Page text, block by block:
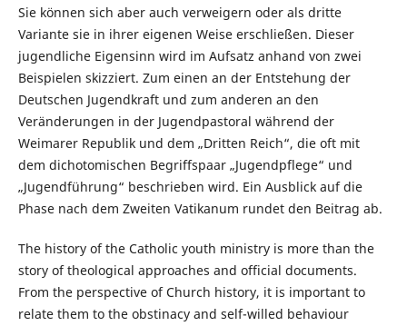
Sie können sich aber auch verweigern oder als dritte
Variante sie in ihrer eigenen Weise erschließen. Dieser
jugendliche Eigensinn wird im Aufsatz anhand von zwei
Beispielen skizziert. Zum einen an der Entstehung der
Deutschen Jugendkraft und zum anderen an den
Veränderungen in der Jugendpastoral während der
Weimarer Republik und dem „Dritten Reich“, die oft mit
dem dichotomischen Begriffspaar „Jugendpflege“ und
„Jugendführung“ beschrieben wird. Ein Ausblick auf die
Phase nach dem Zweiten Vatikanum rundet den Beitrag ab.
The history of the Catholic youth ministry is more than the
story of theological approaches and official documents.
From the perspective of Church history, it is important to
relate them to the obstinacy and self-willed behaviour